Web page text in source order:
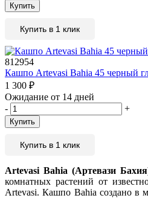
Купить
Купить в 1 клик
812954
Кашпо Artevasi Bahia 45 черный
1 300 ₽
Ожидание от 14 дней
-
+
Купить
Купить в 1 клик
Artevasi Bahia (Артевази
комнатных растений от
Artevasi. Кашпо Bahia создано в